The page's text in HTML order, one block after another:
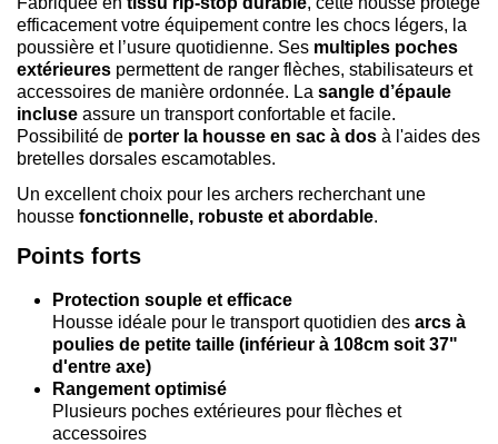
efficacement votre équipement contre les chocs légers, la
poussière et l’usure quotidienne. Ses multiples poches
extérieures permettent de ranger flèches, stabilisateurs et
accessoires de manière ordonnée. La sangle d’épaule
incluse assure un transport confortable et facile.
Possibilité de porter la housse en sac à dos à l'aides des
bretelles dorsales escamotables.
Un excellent choix pour les archers recherchant une
housse fonctionnelle, robuste et abordable.
Points forts
Protection souple et efficace
Housse idéale pour le transport quotidien des arcs à
poulies de petite taille (inférieur à 108cm soit 37"
d'entre axe)
Rangement optimisé
Plusieurs poches extérieures pour flèches et
accessoires